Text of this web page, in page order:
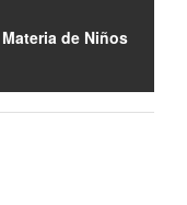
de Niños